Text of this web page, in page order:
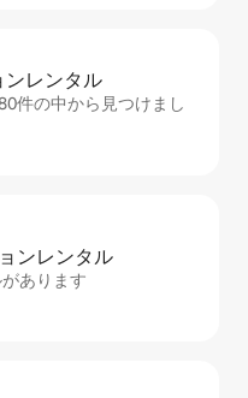
レ⁠ン⁠タ⁠ル
件の中から見つけまし
ンレ⁠ン⁠タ⁠ル
あります